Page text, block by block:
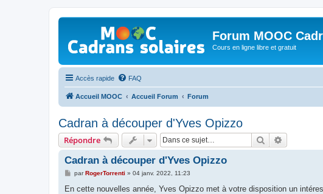
Forum MOOC
Cours en ligne libre et gratuit
Accès rapide FAQ
Accueil MOOC Accueil Forum Forum
Cadran à découper d'Yves Opizzo
Répondre Rechercher
Cadran à découper d'Yves Opizzo
M
s
parRogerTorrenti » 04 janv. 2022, 11:23
En cette nouvelles année, Yves Opizzo met à votre disposition un